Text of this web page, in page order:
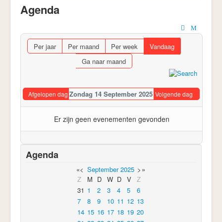
Agenda
Per jaar Per maand Per week
Vandaag
Ga naar maand
Afgelopen dag Zondag 14 September 2025 Volgende dag
Er zijn geen evenementen gevonden
Agenda
«< September 2025 > »
Z
M D W D V Z
31 1 2 3 4 5
6
7
8 9 10 11 12 13
14 15 16 17 18 19 20